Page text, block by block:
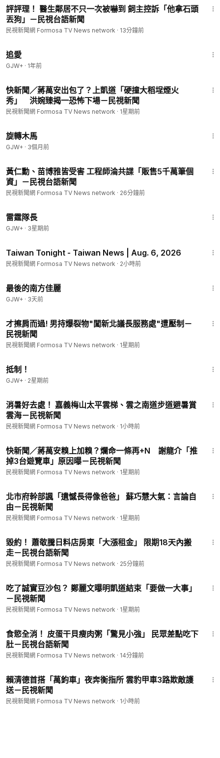
評評理！ 醫生鄰居不只一次被嚇到 飼主控訴「他拿石頭
丟狗」－民視台語新聞
民視新聞網 Formosa TV News network · 13分鐘前
追愛
GJW+ · 1年前
快新聞／蔣萬安出包了？上凱道「硬撞大稻埕煙火
秀」 洪婉臻揭一恐怖下場－民視新聞
民視新聞網 Formosa TV News network · 1星期前
旋轉木馬
GJW+ · 3個月前
黃仁勳、苗博雅皆受害 工程師淪共諜「販售5千萬筆個
資」－民視台語新聞
民視新聞網 Formosa TV News network · 26分鐘前
雷霆隊長
GJW+ · 3星期前
Taiwan Tonight - Taiwan News | Aug. 6, 2026
民視新聞網 Formosa TV News network · 2小時前
最後的南方佳麗
GJW+ · 3天前
才擦肩而過! 男持爆裂物"闖新北議長服務處"遭壓制－
民視新聞
民視新聞網 Formosa TV News network · 1星期前
抵制！
GJW+ · 2星期前
消暑好去處！ 嘉義梅山太平雲梯、雲之南道步道避暑賞
雲海－民視新聞
民視新聞網 Formosa TV News network · 1小時前
快新聞／蔣萬安糗上加糗？爛命一條再+N 謝龍介「推
掉3台遊覽車」原因曝－民視新聞
民視新聞網 Formosa TV News network · 1星期前
北市府幹部諷「遺憾長得像爸爸」 蘇巧慧大氣：言論自
由－民視新聞
民視新聞網 Formosa TV News network · 1星期前
毀約！ 蕭敬騰日料店房東「大漲租金」 限期18天內搬
走－民視台語新聞
民視新聞網 Formosa TV News network · 25分鐘前
吃了誠實豆沙包？ 鄭麗文曝明凱道結束「要做一大事」
－民視新聞
民視新聞網 Formosa TV News network · 1星期前
食慾全消！ 皮蛋干貝瘦肉粥「驚見小強」 民眾差點吃下
肚－民視台語新聞
民視新聞網 Formosa TV News network · 14分鐘前
賴清德首搭「萬鈞車」夜奔衡指所 雲豹甲車3路欺敵護
送－民視新聞
民視新聞網 Formosa TV News network · 1小時前